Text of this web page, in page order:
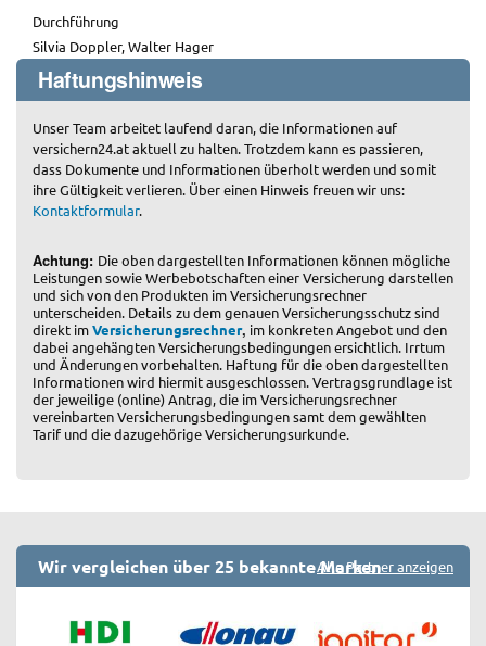
Durchführung
Silvia Doppler, Walter Hager
Haftungshinweis
Unser Team arbeitet laufend daran, die Informationen auf
versichern24.at aktuell zu halten. Trotzdem kann es passieren,
dass Dokumente und Informationen überholt werden und somit
ihre Gültigkeit verlieren. Über einen Hinweis freuen wir uns:
Kontaktformular.
Achtung: Die oben dargestellten Informationen können mögliche
Leistungen sowie Werbebotschaften einer Versicherung darstellen
und sich von den Produkten im Versicherungsrechner
unterscheiden. Details zu dem genauen Versicherungsschutz sind
direkt imVersicherungsrechner, im konkreten Angebot und den
dabei angehängten Versicherungsbedingungen ersichtlich. Irrtum
und Änderungen vorbehalten. Haftung für die oben dargestellten
Informationen wird hiermit ausgeschlossen. Vertragsgrundlage ist
der jeweilige (online) Antrag, die im Versicherungsrechner
vereinbarten Versicherungsbedingungen samt dem gewählten
Tarif und die dazugehörige Versicherungsurkunde.
Wir vergleichen über 25 bekannte MarkenAlle Partner anzeigen